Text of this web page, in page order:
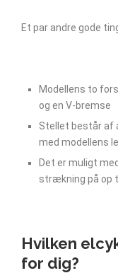
Et par andre gode
Modellens to
og en V-bremse
Stellet består af
med modellens
Det er muligt
strækning på op
Hvilken
for dig?